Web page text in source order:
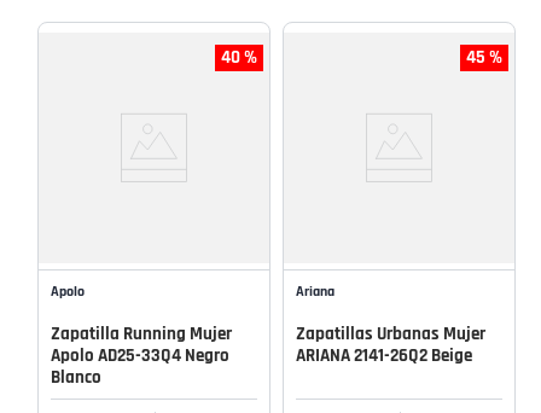
40 %
Apolo
Zapatilla Running Mujer
Apolo AD25-33Q4 Negro
Blanco
45 %
Ariana
Zapatillas Urbanas Mujer
ARIANA 2141-26Q2 Beige